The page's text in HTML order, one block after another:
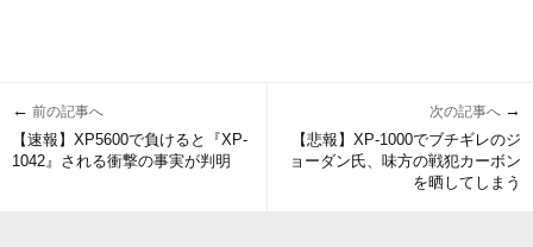
← 前の記事へ
【速報】XP5600で負けると『XP-
1042』される衝撃の事実が判明
次の記事へ →
【悲報】XP-1000でブチギレのジ
ョーダン氏、味方の戦犯カーボン
を晒してしまう